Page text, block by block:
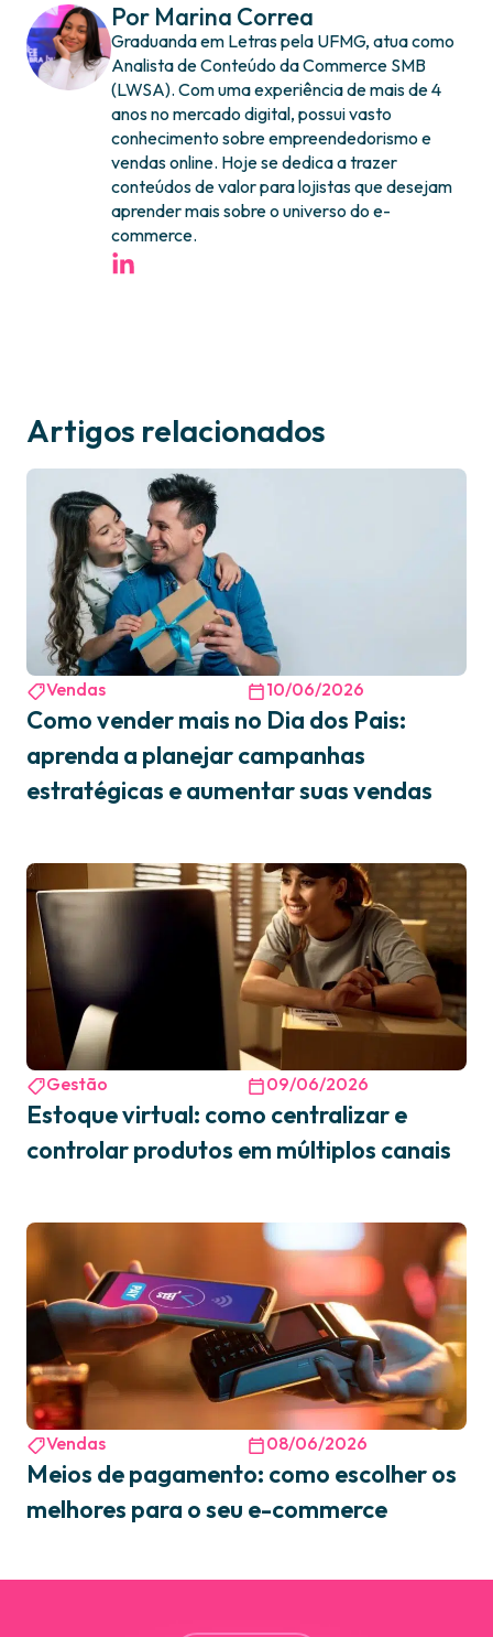
Por Marina Correa
Graduanda em Letras pela UFMG, atua como
Analista de Conteúdo da Commerce SMB
(LWSA). Com uma experiência de mais de 4
anos no mercado digital, possui vasto
conhecimento sobre empreendedorismo e
vendas online. Hoje se dedica a trazer
conteúdos de valor para lojistas que desejam
aprender mais sobre o universo do e-
commerce.
Artigos relacionados
Vendas 10/06/2026
Como vender mais no Dia dos Pais:
aprenda a planejar campanhas
estratégicas e aumentar suas vendas
Gestão 09/06/2026
Estoque virtual: como centralizar e
controlar produtos em múltiplos canais
Vendas 08/06/2026
Meios de pagamento: como escolher os
melhores para o seu e-commerce